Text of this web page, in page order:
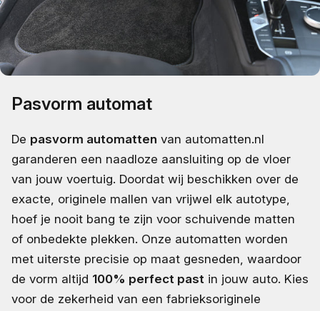
Pasvorm automat
De pasvorm automatten van automatten.nl
garanderen een naadloze aansluiting op de vloer
van jouw voertuig. Doordat wij beschikken over de
exacte, originele mallen van vrijwel elk autotype,
hoef je nooit bang te zijn voor schuivende matten
of onbedekte plekken. Onze automatten worden
met uiterste precisie op maat gesneden, waardoor
de vorm altijd 100% perfect past in jouw auto. Kies
voor de zekerheid van een fabrieksoriginele